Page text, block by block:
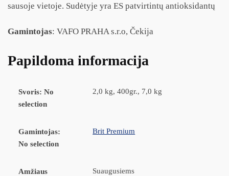
sausoje vietoje. Sudėtyje yra ES patvirtintų antioksidantų
Gamintojas: VAFO PRAHA s.r.o, Čekija
Papildoma informacija
Svoris: No
selection
2,0 kg, 400gr., 7,0 kg
Gamintojas:
No selection
Brit Premium
Amžiaus
Suaugusiems